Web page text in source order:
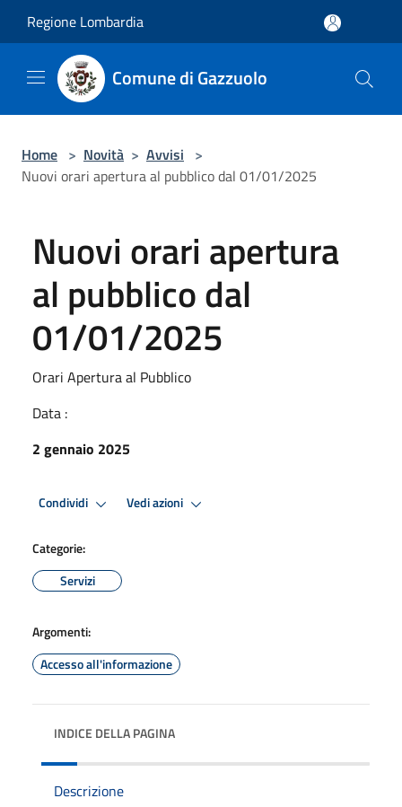
Regione Lombardia
Comune di Gazzuolo
Home > Novità > Avvisi >
Nuovi orari apertura al pubblico dal 01/01/2025
Nuovi orari apertura
al pubblico dal
01/01/2025
Orari Apertura al Pubblico
Data :
2 gennaio 2025
Condividi Vedi azioni
Categorie:
Servizi
Argomenti:
Accesso all'informazione
INDICE DELLA PAGINA
Descrizione